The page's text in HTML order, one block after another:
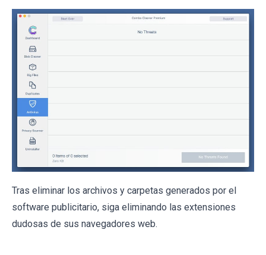
Tras eliminar los archivos y carpetas generados por el
software publicitario, siga eliminando las extensiones
dudosas de sus navegadores web.